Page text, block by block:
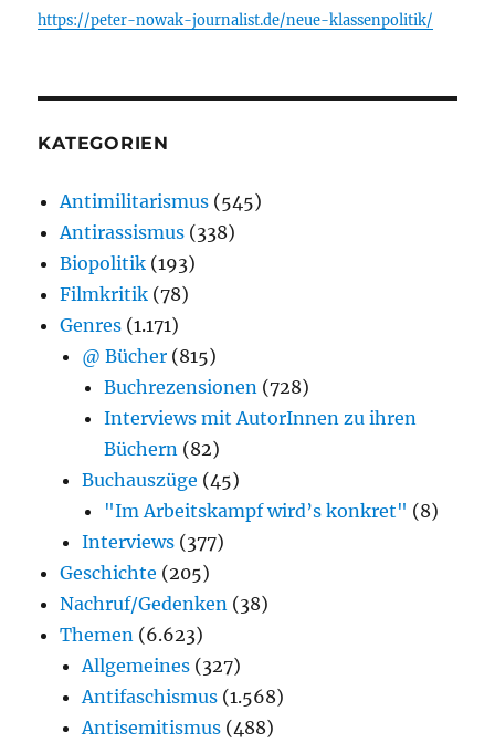
https://peter-nowak-journalist.de/neue-klassenpolitik/
KATEGORIEN
Antimilitarismus (545)
Antirassismus (338)
Biopolitik (193)
Filmkritik (78)
Genres (1.171)
@ Bücher (815)
Buchrezensionen (728)
Interviews mit AutorInnen zu ihren
Büchern (82)
Buchauszüge (45)
"Im Arbeitskampf wird’s konkret" (8)
Interviews (377)
Geschichte (205)
Nachruf/Gedenken (38)
Themen (6.623)
Allgemeines (327)
Antifaschismus (1.568)
Antisemitismus (488)